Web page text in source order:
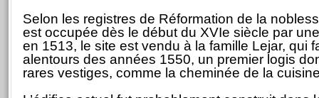
Selon les registres de Réformation de la
est occupée dès le début du XVIe siècle par
en 1513, le site est vendu à la famille Lejar, qui
alentours des années 1550, un premier logis
rares vestiges, comme la cheminée de la